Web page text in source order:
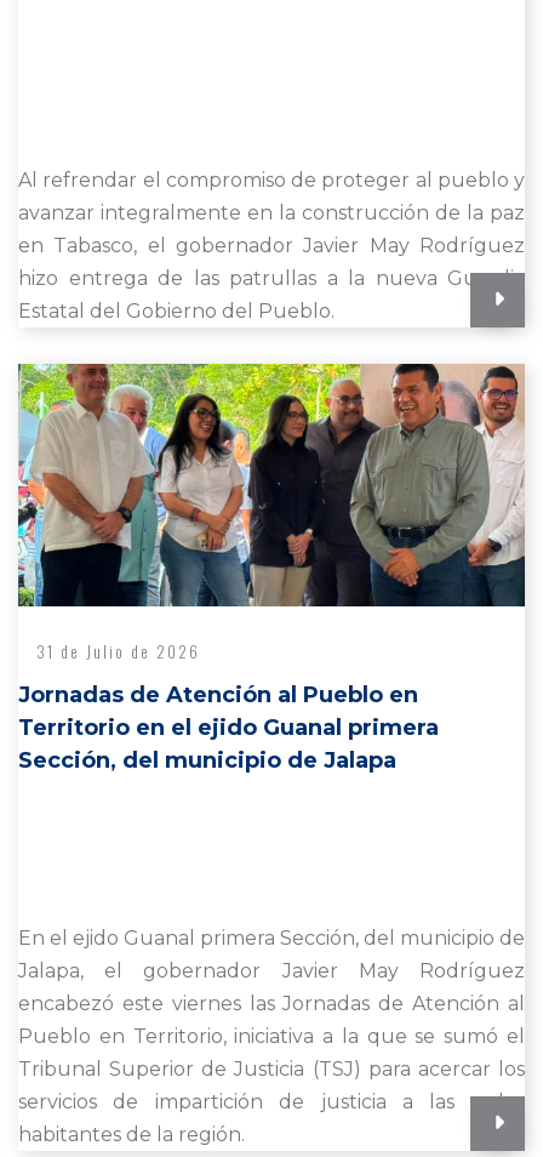
Al refrendar el compromiso de proteger al pueblo y
avanzar integralmente en la construcción de la paz
en Tabasco, el gobernador Javier May Rodríguez
hizo entrega de las patrullas a la nueva Guardia
Estatal del Gobierno del Pueblo.
31 de Julio de 2026
Jornadas de Atención al Pueblo en
Territorio en el ejido Guanal primera
Sección, del municipio de Jalapa
En el ejido Guanal primera Sección, del municipio de
Jalapa, el gobernador Javier May Rodríguez
encabezó este viernes las Jornadas de Atención al
Pueblo en Territorio, iniciativa a la que se sumó el
Tribunal Superior de Justicia (TSJ) para acercar los
servicios de impartición de justicia a las y los
habitantes de la región.